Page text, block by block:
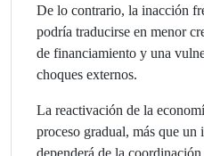
De lo contrario, la inacción
podría traducirse en menor
de financiamiento y una
choques externos.
La reactivación de la
proceso gradual, más que